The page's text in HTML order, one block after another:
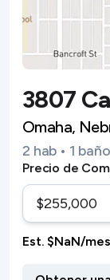
3807
Omaha,
2 hab • 1
Precio de
Est. $NaN/mes